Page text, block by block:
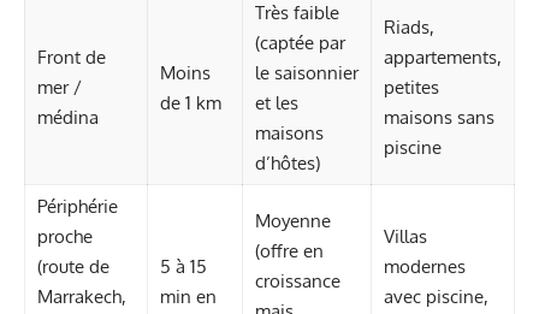
Front de
mer /
médina
Moins
de 1 km
Très faible
(captée par
le saisonnier
et les
maisons
d’hôtes)
Riads,
appartements,
petites
maisons sans
piscine
Périphérie
proche
(route de
Marrakech,
5 à 15
min en
Moyenne
(offre en
croissance
Villas
modernes
avec piscine,